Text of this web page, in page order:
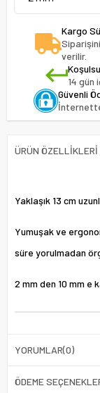
Kargo
verilir.
14 gün
Güvenli
ÜRÜN ÖZELLIKLERI
Yaklaşık 13 cm
Yumuşak ve
süre yorulmadan
2 mm den 10 mm e
YORUMLAR(0)
ÖDEME